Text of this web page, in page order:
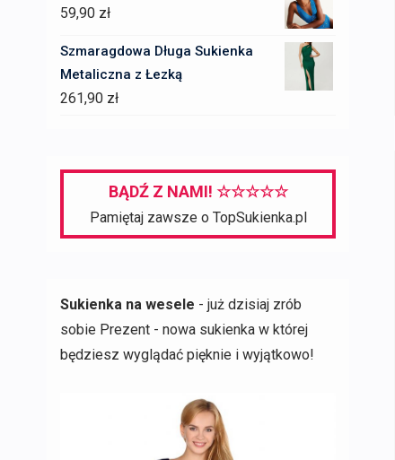
59,90 zł
Szmaragdowa Długa Sukienka
Metaliczna z Łezką
261,90 zł
BĄDŹ Z NAMI! ☆☆☆☆☆
Pamiętaj zawsze o TopSukienka.pl
Sukienka na wesele - już dzisiaj zrób
sobie Prezent - nowa sukienka w której
będziesz wyglądać pięknie i wyjątkowo!